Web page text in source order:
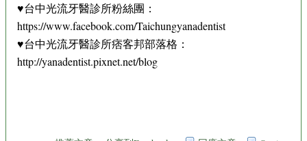
♥台中光流牙醫診所粉絲團：
https://www.facebook.com/Taichungyanadentist
♥台中光流牙醫診所痞客邦部落格：
http://yanadentist.pixnet.net/blog